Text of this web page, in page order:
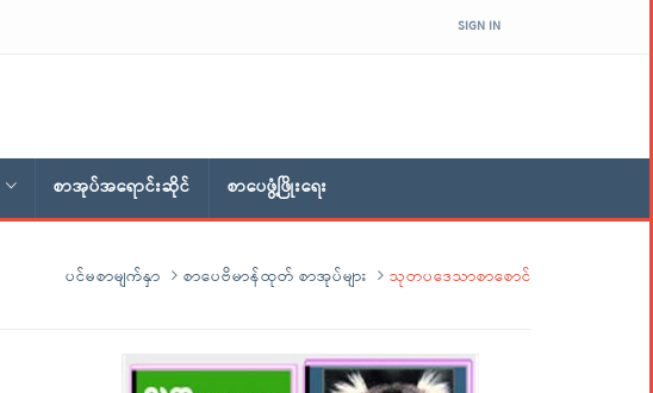
SIGN IN
စာအုပ်အရောင်းဆိုင် စာပေဖွံ့ဖြိုးရေး
ပင်မစာမျက်နှာ စာပေဗိမာန်ထုတ် စာအုပ်များ သုတပဒေသာစာစောင်